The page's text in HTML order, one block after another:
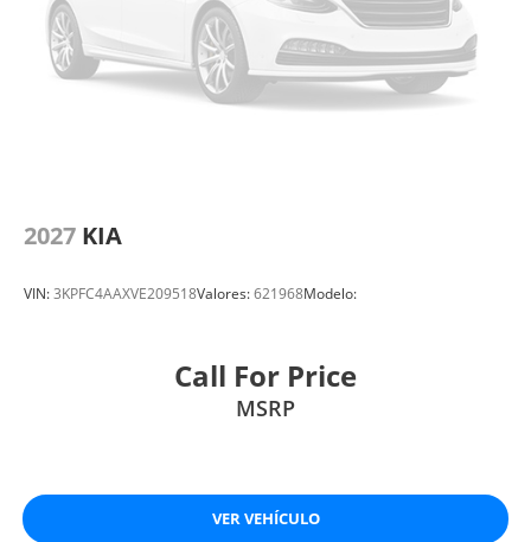
2027 KIA
VIN:3KPFC4AAXVE209518Valores:621968Modelo:
Call For Price
MSRP
VER VEHÍCULO